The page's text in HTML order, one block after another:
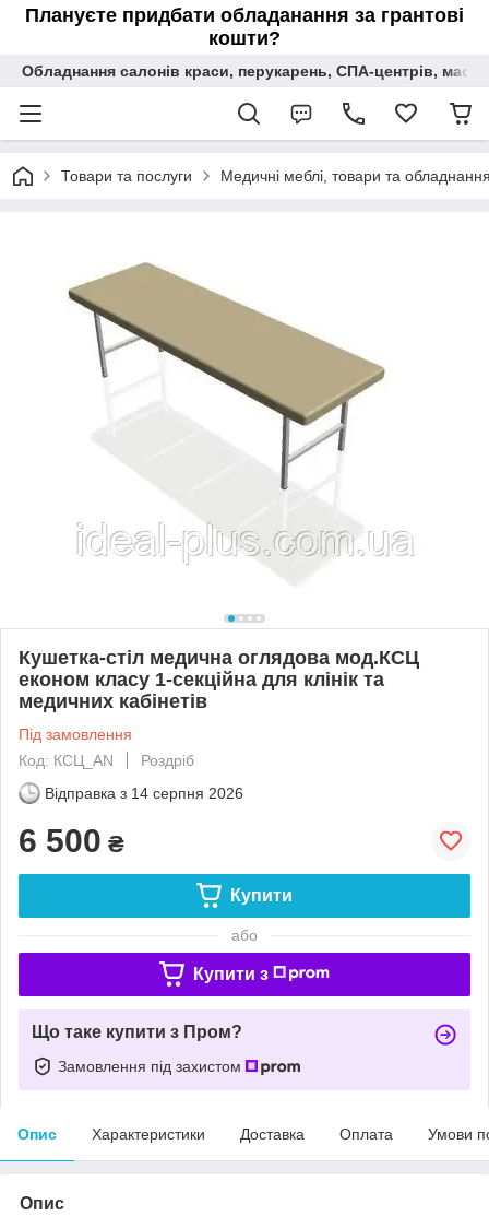
Плануєте придбати обладанання за грантові
кошти?
Обладнання салонів краси, перукарень, СПА-центрів,
Товари та послуги Медичні меблі, товари та обладнання
Кушетка-стіл медична оглядова мод.КСЦ
економ класу 1-секційна для клінік та
медичних кабінетів
Під замовлення
Код: КСЦ_AN
Роздріб
Відправка з 14 серпня 2026
6 500 ₴
Купити
або
Купити з
Що таке купити з Пром?
Замовлення під захистом
Опис Характеристики Доставка Оплата Умови
Опис